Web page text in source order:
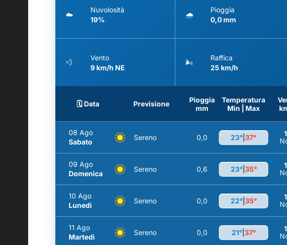
☁️
Nuvolosità
19%
🌧️
Pioggia
0,0 mm
💨
Vento
9 km/h NE
🌬️
Raffica
25 km/h
🗓️ Data Previsione
Pioggia
mm
Temperatura
Min | Max
08 Ago
Sabato
Sereno 0,0 23° 37°
09 Ago
Domenica
Sereno 0,6 23°| 35°
10 Ago
Lunedì
Sereno 0,0 22°| 35°
11 Ago
Martedì
Sereno 0,0 21°| 37°